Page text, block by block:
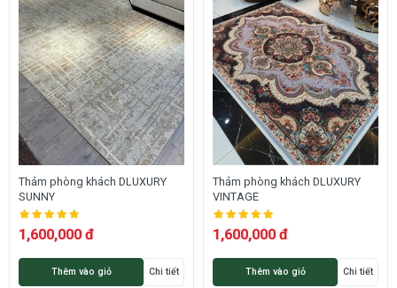
Thảm phòng khách DLUXURY
SUNNY
1,600,000 đ
Thêm vào giỏ Chi tiết
Thảm phòng khách DLUXURY
VINTAGE
1,600,000 đ
Thêm vào giỏ Chi tiết